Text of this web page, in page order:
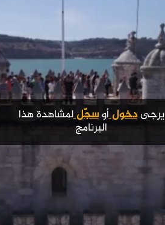
يرجىدخولأوسجّللمشاهدة هذا
البرنامج